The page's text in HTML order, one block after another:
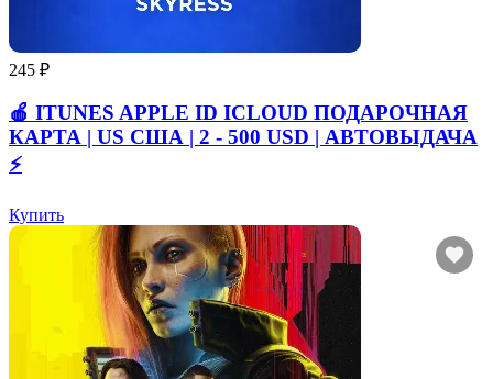
245 ₽
🍎 ITUNES APPLE ID ICLOUD ПОДАРОЧНАЯ
КАРТА | US США | 2 - 500 USD | АВТОВЫДАЧА
⚡️
Купить